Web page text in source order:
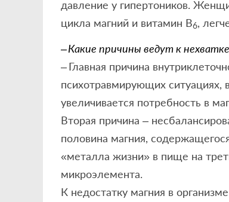
давление у гипертоников.
цикла магний и витамин В6,
– Какие причины ведут к
– Главная причина
психотравмирующих ситуациях,
увеличивается потребность в
Вторая причина –
половина магния,
«металла жизни» в пище на
микроэлемента.
К недостатку магния в